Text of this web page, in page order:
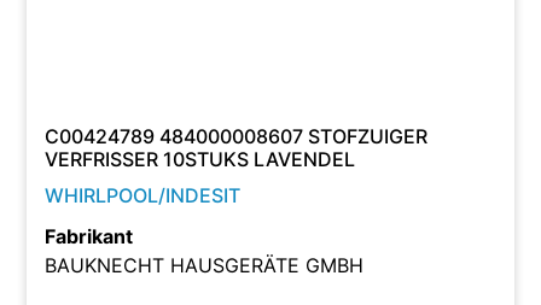
C00424789 484000008607 STOFZUIGER
VERFRISSER 10STUKS LAVENDEL
WHIRLPOOL/INDESIT
Fabrikant
BAUKNECHT HAUSGERÄTE GMBH